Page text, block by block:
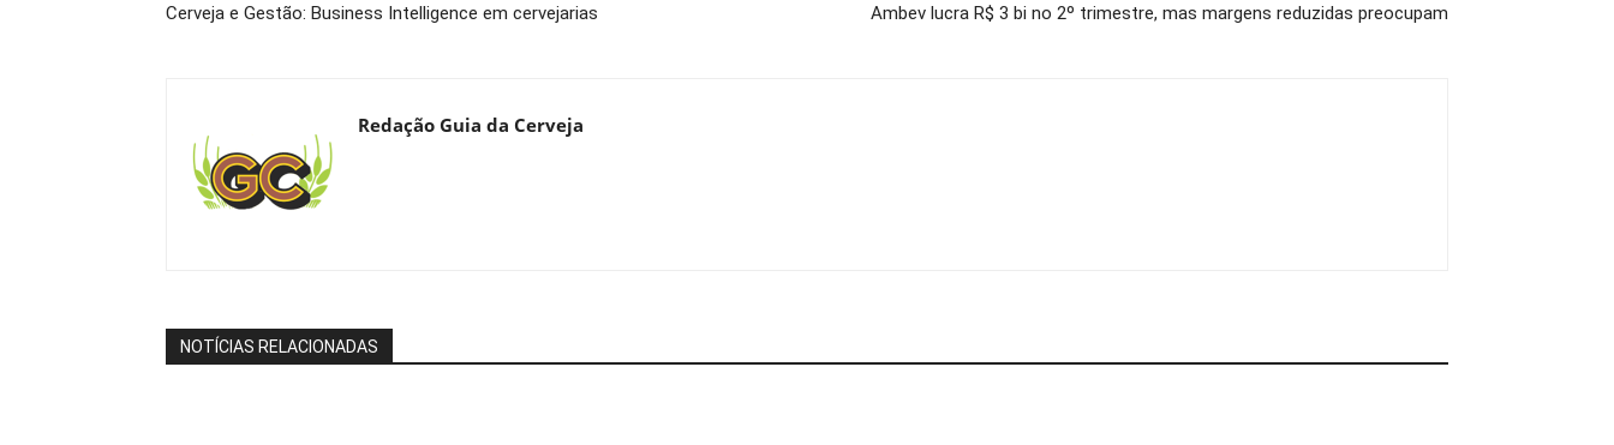
Cerveja e Gestão: Business Intelligence em cervejarias Ambev lucra R$ 3 bi no 2º trimestre, mas margens reduzidas preocupam
Redação Guia da Cerveja
NOTÍCIAS RELACIONADAS